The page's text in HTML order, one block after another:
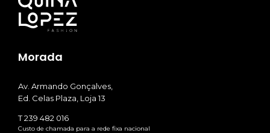
Morada
Av. Armando Gonçalves,
Ed. Celas Plaza, Loja 13
T 239 482 016
Custo de chamada para a rede fixa nacional